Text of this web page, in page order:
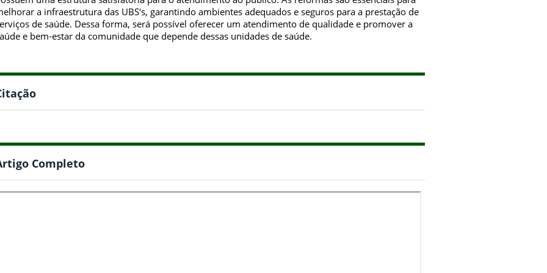
a infraestrutura das UBS's, garantindo ambientes adequados e seguros para a prestação de
de saúde. Dessa forma, será possível oferecer um atendimento de qualidade e promover a
e bem-estar da comunidade que depende dessas unidades de saúde.
Completo